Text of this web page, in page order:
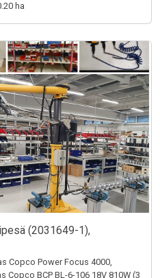
ha
(2031649-1),
Copco Power Focus 4000,
Copco BCP BL-6-106 18V 810W (3